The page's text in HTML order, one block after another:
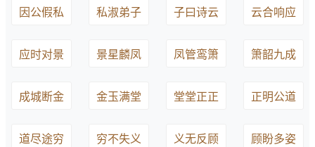
因公假私 私淑弟子 子曰诗云 云合响应
应时对景 景星麟凤 凤管鸾箫 箫韶九成
成城断金 金玉满堂 堂堂正正 正明公道
道尽途穷 穷不失义 义无反顾 顾盼多姿